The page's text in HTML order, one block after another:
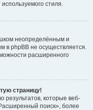
стиля.
неопределённым и
в phpBB не осуществляется.
расширенного
страницу!
результатов, которые веб-
поиск», более